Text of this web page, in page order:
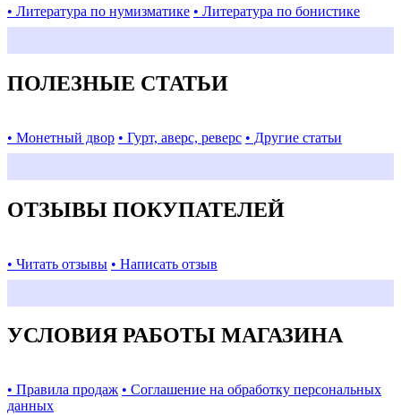
• Литература по нумизматике • Литература по бонистике
ПОЛЕЗНЫЕ СТАТЬИ
• Монетный двор • Гурт, аверс, реверс • Другие статьи
ОТЗЫВЫ ПОКУПАТЕЛЕЙ
• Читать отзывы • Написать отзыв
УСЛОВИЯ РАБОТЫ МАГАЗИНА
• Правила продаж • Соглашение на обработку персональных
данных